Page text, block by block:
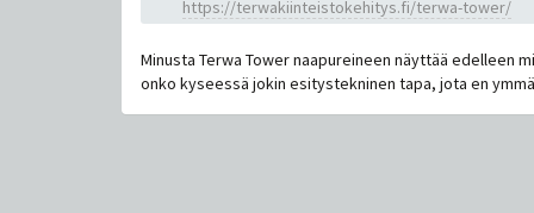
https://terwakiinteistokehitys.fi/terwa-tower/
Minusta Terwa Tower naapureineen näyttää edelleen
onko kyseessä jokin esitystekninen tapa, jota en